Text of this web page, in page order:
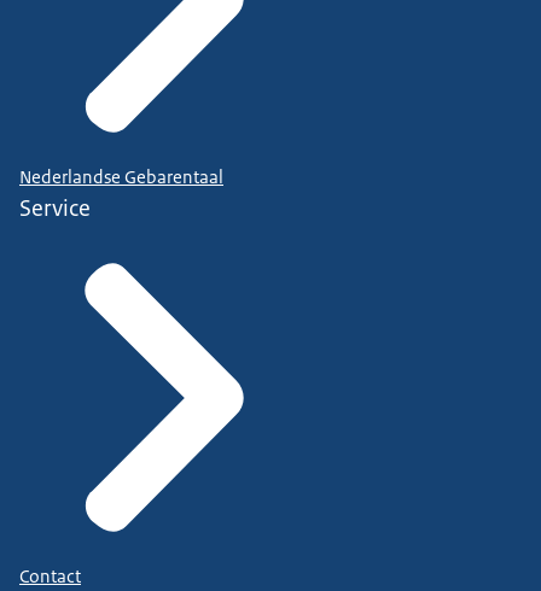
Nederlandse Gebarentaal
Service
Contact